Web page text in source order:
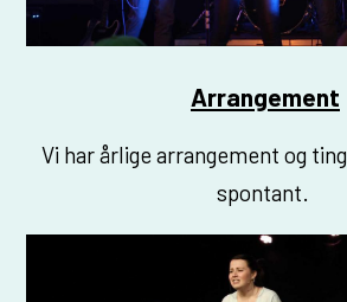
Arrangement
Vi har årlige arrangement og
spontant.